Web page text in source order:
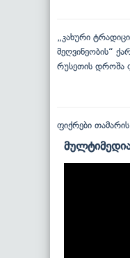
„კახური
მეღვინეობის“
რუსეთის დროშა
ფიქრები